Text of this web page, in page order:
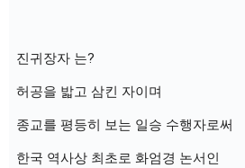
진귀장자 는?
허공을 밟고 삼킨 자이며
종교를 평등히 보는 일승 수행자로써
한국 역사상 최초로 화엄경 논서인